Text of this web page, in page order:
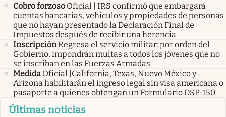
Cobro forzoso Oficial | IRS confirmó que embargará
cuentas bancarias, vehículos y propiedades de personas
que no hayan presentado la Declaración Final de
Impuestos después de recibir una herencia
InscripciónRegresa el servicio militar: por orden del
Gobierno, impondrán multas a todos los jóvenes que no
se inscriban en las Fuerzas Armadas
Medida Oficial |California, Texas, Nuevo México y
Arizona habilitarán el ingreso legal sin visa americana o
pasaporte a quienes obtengan un Formulario DSP-150
Últimas noticias